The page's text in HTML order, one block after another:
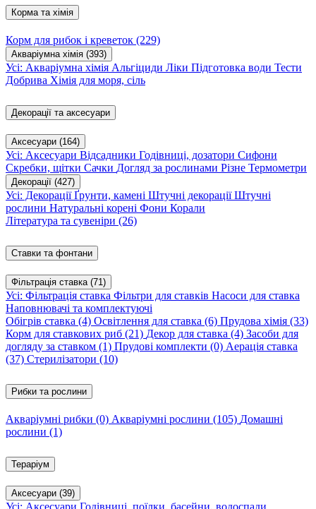
Корма та хімія
Корм для рибок і креветок (229)
Акваріумна хімія (393)
Усі: Акваріумна хімія Альгіциди Ліки Підготовка води Тести
Добрива Хімія для моря, сіль
Декорації та аксесуари
Аксесуари (164)
Усі: Аксесуари Відсадники Годівниці, дозатори Сифони
Скребки, щітки Сачки Догляд за рослинами Різне Термометри
Декорації (427)
Усі: ДекораціїҐрунти, камені Штучні декораціїШтучні
рослини Натуральні корені Фони Корали
Література та сувеніри (26)
Ставки та фонтани
Фільтрація ставка (71)
Усі: Фільтрація ставка Фільтри для ставків Насоси для ставка
Наповнювачі та комплектуючі
Обігрів ставка (4) Освітлення для ставка (6) Прудова хімія (33)
Корм для ставкових риб (21) Декор для ставка (4) Засоби для
догляду за ставком (1) Прудові комплекти (0) Аерація ставка
(37) Стерилізатори (10)
Рибки та рослини
Акваріумні рибки (0) Акваріумні рослини (105) Домашні
рослини (1)
Тераріум
Аксесуари (39)
Усі: Аксесуари Годівниці, поїлки, басейни, водоспади